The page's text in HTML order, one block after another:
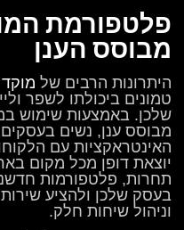
פלטפורמת
מבוסס הענן
היתרונות הרבים של
טמונים ביכולתו לשפר
שלכן. באמצעות שימוש
מבוסס ענן, נשים
האינטראקציות עם
יוצאת דופן מכל מקום
תחרות, פלטפורמות
בעסק שלכן ולהציע
וניהול שיחות חלק.